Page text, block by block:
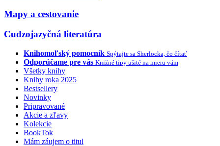
Mapy a cestovanie
Cudzojazyčná literatúra
Knihomoľský pomocník Spýtajte sa Sherlocka, čo čítať
Odporúčame pre vás Knižné tipy ušité na mieru vám
Všetky knihy
Knihy roka 2025
Bestsellery
Novinky
Pripravované
Akcie a zľavy
Kolekcie
BookTok
Mám záujem o titul